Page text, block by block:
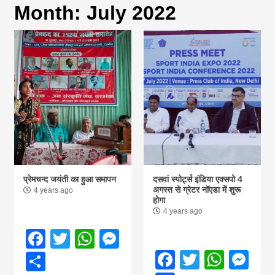
magazine of
Nepal brings
news in hindi
from
Month:July 2022
प्रेमचन्द जयंती का हुआ समापन
4 years ago
Facebook
TwitterWhatsApp
दसवां स्पोर्ट्स इंडिया एक्सपो 4
अगस्त से ग्रेटर नॉएडा में शुरू
होगा
4 years ago
Facebook
Twitter